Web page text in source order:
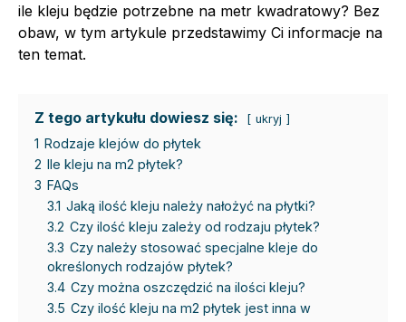
ile kleju będzie potrzebne na metr kwadratowy? Bez
obaw, w tym artykule przedstawimy Ci informacje na
ten temat.
Z tego artykułu dowiesz się: ukryj
1 Rodzaje klejów do płytek
2 Ile kleju na m2 płytek?
3 FAQs
3.1 Jaką ilość kleju należy nałożyć na płytki?
3.2 Czy ilość kleju zależy od rodzaju płytek?
3.3 Czy należy stosować specjalne kleje do
określonych rodzajów płytek?
3.4 Czy można oszczędzić na ilości kleju?
3.5 Czy ilość kleju na m2 płytek jest inna w